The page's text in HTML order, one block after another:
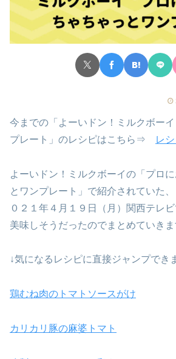
今までの「よーいドン！ミルクボー
プレート」のレシピはこちら⇒
レ
よーいドン！ミルクボーイの「プロ
とワンプレート」で紹介されていた
０２１年４月１９日（月）関西テレ
美味しそうだったのでまとめていきま
↓気になるレシピに直接ジャンプでき
鶏むね肉のトマトソースがけ
カリカリ豚の麻婆トマト